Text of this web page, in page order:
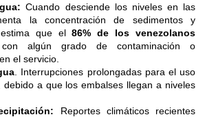
Cuando desciende los niveles en las
la concentración de sedimentos y
estima que el86% de los venezolanos
algún grado de contaminación o
el servicio.
. Interrupciones prolongadas para el uso
debido a que los embalses llegan a niveles
Reportes climáticos recientes